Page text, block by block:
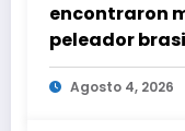
encontraron
peleador
Agosto 4, 2026